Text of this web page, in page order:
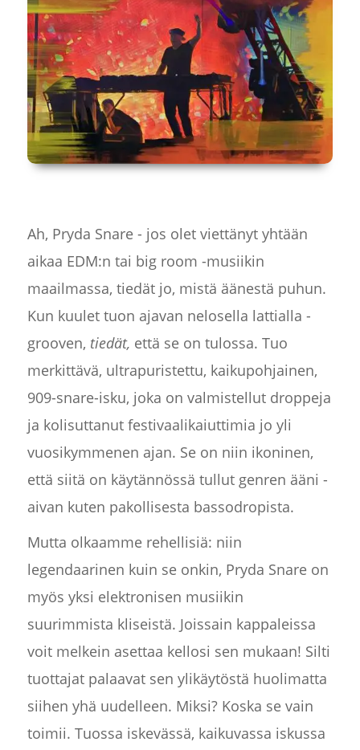
Ah, Pryda Snare - jos olet viettänyt yhtään
aikaa EDM:n tai big room -musiikin
maailmassa, tiedät jo, mistä äänestä puhun.
Kun kuulet tuon ajavan nelosella lattialla -
grooven, tiedät, että se on tulossa. Tuo
merkittävä, ultrapuristettu, kaikupohjainen,
909-snare-isku, joka on valmistellut droppeja
ja kolisuttanut festivaalikaiuttimia jo yli
vuosikymmenen ajan. Se on niin ikoninen,
että siitä on käytännössä tullut genren ääni -
aivan kuten pakollisesta bassodropista.
Mutta olkaamme rehellisiä: niin
legendaarinen kuin se onkin, Pryda Snare on
myös yksi elektronisen musiikin
suurimmista kliseistä. Joissain kappaleissa
voit melkein asettaa kellosi sen mukaan! Silti
tuottajat palaavat sen ylikäytöstä huolimatta
siihen yhä uudelleen. Miksi? Koska se vain
toimii. Tuossa iskevässä, kaikuvassa iskussa